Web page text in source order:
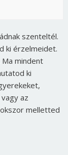
szenteltél.
ki érzelmeidet.
mindent
ki
az
melletted